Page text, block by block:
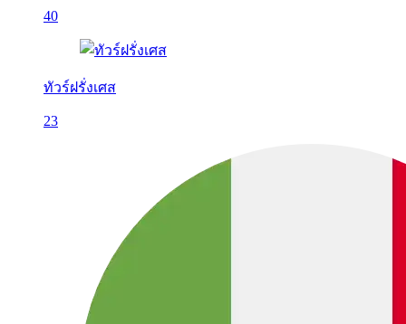
40
ทัวร์ฝรั่งเศส
23